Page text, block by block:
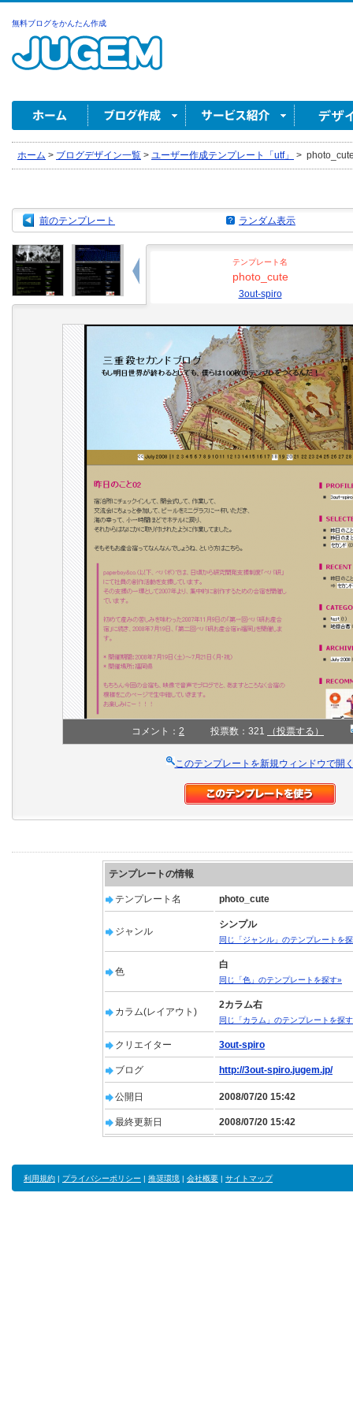
無料ブログをかんたん作成
ホーム > ブログデザイン一覧 > ユーザー作成テンプレート「utf」 >
前のテンプレート ランダム表示
テンプレート名
photo_cute
3out-spiro
コメント： 2 投票数：321 （投票する）
このテンプレートを新規ウィンドウで開
テンプレートの情報
テンプレート名 photo_cute
ジャンル
シンプル
同じ「ジャンル」のテンプレートを
色
白
同じ「色」のテンプレートを探す»
カラム(レイアウト)
2カラム右
同じ「カラム」のテンプレートを探
クリエイター 3out-spiro
ブログ http://3out-spiro.jugem.jp/
公開日 2008/07/20 15:42
最終更新日 2008/07/20 15:42
利用規約 | プライバシーポリシー | 推奨環境 | 会社概要 | サイトマップ